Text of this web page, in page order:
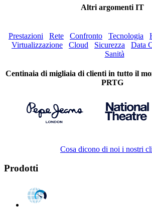
Altri argomenti IT
Prestazioni Rete Confronto Tecnologia
Virtualizzazione
Cloud Sicurezza Data
Sanità
Centinaia di migliaia di clienti in tutto il
PRTG
Cosa dicono di noi i nostri
Prodotti